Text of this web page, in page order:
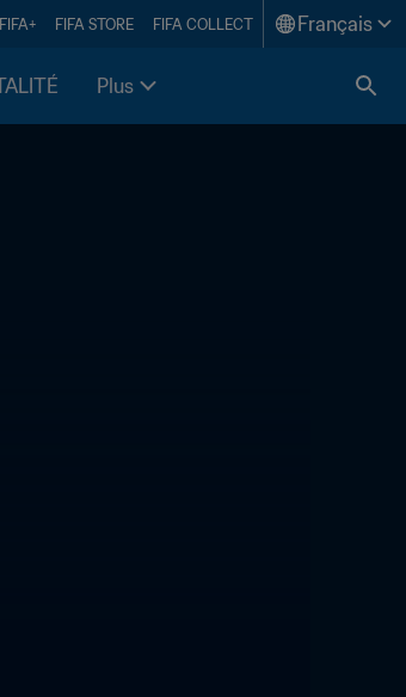
FIFA+ FIFA STORE FIFA COLLECT Français
Plus